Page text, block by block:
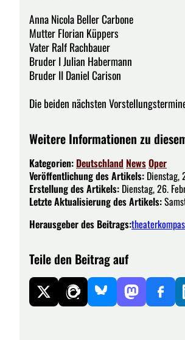
Anna Nicola Beller Carbone
Mutter Florian Küppers
Vater Ralf Rachbauer
Bruder I Julian Habermann
Bruder II Daniel Carison
Die beiden nächsten
Weitere Informationen zu
Kategorien: Deutschland NewsOper
Veröffentlichung des Artikels: Dienstag,
Erstellung des Artikels: Dienstag, 26.
Letzte Aktualisierung des Artikels:
Herausgeber des Beitrags:
Teile den Beitrag auf